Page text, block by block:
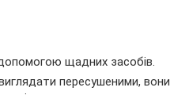
щадних засобів.
пересушеними, вони